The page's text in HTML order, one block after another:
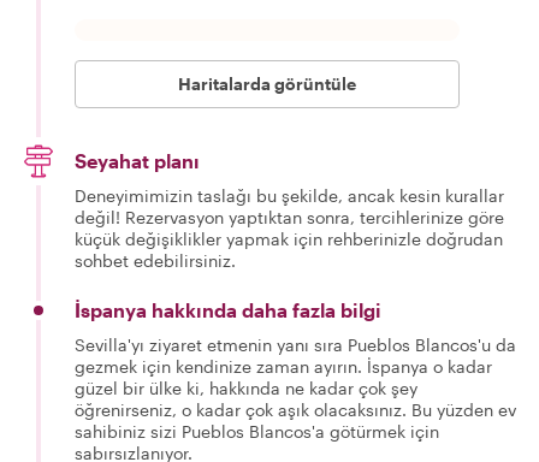
Haritalarda görüntüle
Seyahat planı
Deneyimimizin taslağı bu şekilde, ancak kesin kurallar
değil! Rezervasyon yaptıktan sonra, tercihlerinize göre
küçük değişiklikler yapmak için rehberinizle doğrudan
sohbet edebilirsiniz.
İspanya hakkında daha fazla bilgi
Sevilla'yı ziyaret etmenin yanı sıra Pueblos Blancos'u da
gezmek için kendinize zaman ayırın. İspanya o kadar
güzel bir ülke ki, hakkında ne kadar çok şey
öğrenirseniz, o kadar çok aşık olacaksınız. Bu yüzden ev
sahibiniz sizi Pueblos Blancos'a götürmek için
sabırsızlanıyor.